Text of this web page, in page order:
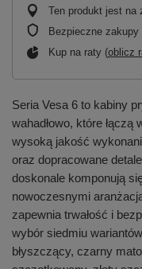
Ten produkt jest na
Bezpieczne zakupy
Kup na raty (oblicz
Seria Vesa 6 to kabiny
wahadłowo, które
wysoką jakość
oraz dopracowane
doskonale komponują
nowoczesnymi
zapewnia trwałość i
wybór siedmiu
błyszczący, czarny